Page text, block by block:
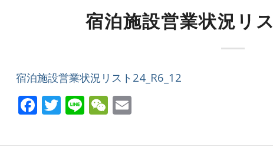
宿泊施設営業状況リ
宿泊施設営業状況リスト24_R6_12
Facebook
Twitter
LineWeChat